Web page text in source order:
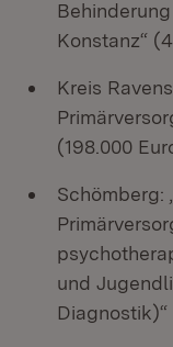
Konstanz“
Kreis
(198.000
Schömberg:
und
Diagnostik)“